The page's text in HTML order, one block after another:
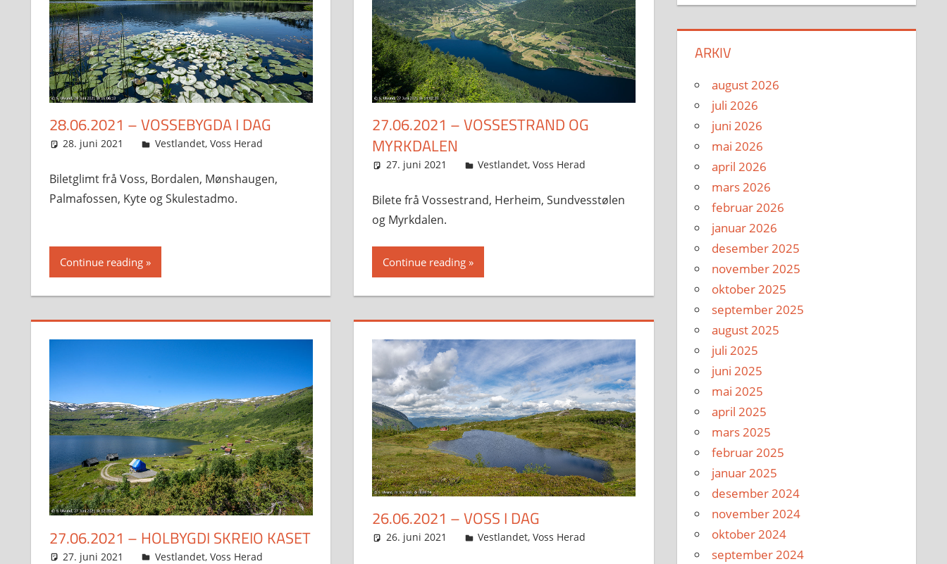
28.06.2021 – VOSSEBYGDA I DAG
28. juni 2021 Svein
Vestlandet, Voss Herad
Biletglimt frå Voss, Bordalen, Mønshaugen,
Palmafossen, Kyte og Skulestadmo.
Continue reading
27.06.2021 – VOSSESTRAND OG
MYRKDALEN
27. juni 2021 Svein
Vestlandet,Voss Herad
Bilete frå Vossestrand, Herheim, Sundvesstølen
og Myrkdalen.
Continue reading
27.06.2021 – HOLBYGDI SKREIO KASET
27. juni 2021 Svein
Vestlandet, Voss Herad
26.06.2021 – VOSS I DAG
26. juni 2021 Svein
Vestlandet,Voss Herad
ARKIV
august 2026
juli 2026
juni 2026
mai 2026
april 2026
mars 2026
februar 2026
januar 2026
desember 2025
november 2025
oktober 2025
september 2025
august 2025
juli 2025
juni 2025
mai 2025
april 2025
mars 2025
februar 2025
januar 2025
desember 2024
november 2024
oktober 2024
september 2024